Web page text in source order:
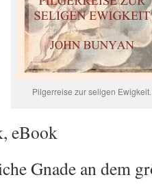
Pilgerreise zur seligen Ewigkeit.
eBook
Gnade an dem